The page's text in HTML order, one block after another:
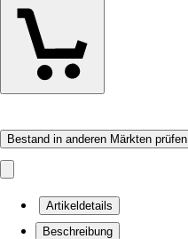
Bestand in anderen Märkten prüfen
Artikeldetails
Beschreibung